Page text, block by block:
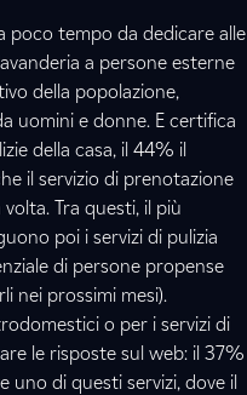
poco tempo da dedicare alle
a persone esterne
della popolazione,
uomini e donne. E certifica
della casa, il 44% il
il servizio di prenotazione
Tra questi, il più
poi i servizi di pulizia
di persone propense
nei prossimi mesi).
o per i servizi di
le risposte sul web: il 37%
di questi servizi, dove il